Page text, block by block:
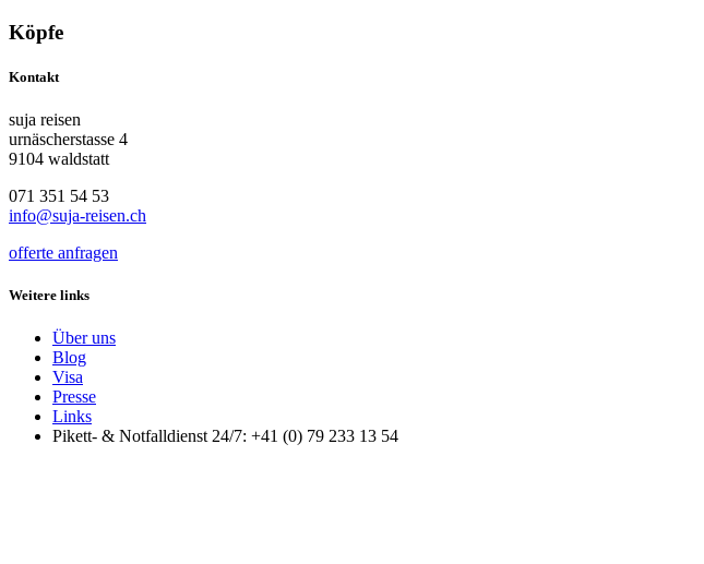
Köpfe
Kontakt
suja reisen
urnäscherstasse 4
9104 waldstatt
071 351 54 53
info@suja-reisen.ch
offerte anfragen
Weitere links
Über uns
Blog
Visa
Presse
Links
Pikett- & Notfalldienst 24/7: +41 (0) 79 233 13 54